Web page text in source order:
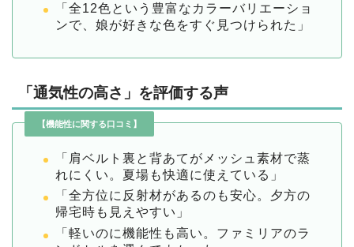
「全12色という豊富なカラーバリエーショ
ンで、娘が好きな色をすぐ見つけられた」
「通気性の高さ」を評価する声
【機能性に関する口コミ】
「肩ベルト裏と背あてがメッシュ素材で蒸
れにくい。夏場も快適に使えている」
「全方位に反射材があるのも安心。夕方の
帰宅時も見えやすい」
「軽いのに機能性も高い。ファミリアのラ